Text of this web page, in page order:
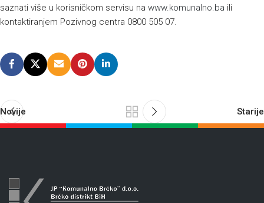
saznati više u korisničkom servisu na www.komunalno.ba ili
kontaktiranjem Pozivnog centra 0800 505 07.
Novije Starije